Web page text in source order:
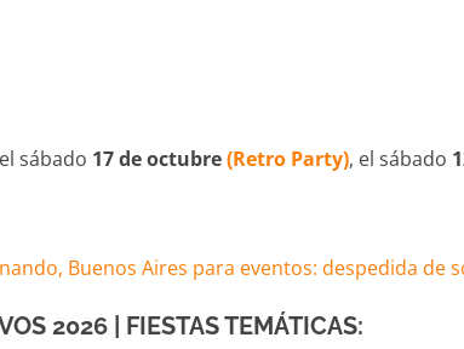
sábado 17 de octubre(Retro Party), el sábado
2026 | FIESTAS TEMÁTICAS: